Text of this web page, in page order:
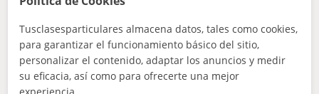
Pontevedra
CAE Certificate in Advanced English
Estudiante de Educación Primaria con
Tusclasesparticulares almacena datos, tales como cookies,
para garantizar el funcionamiento básico del sitio,
personalizar el contenido, adaptar los anuncios y medir
su eficacia, así como para ofrecerte una mejor
experiencia.